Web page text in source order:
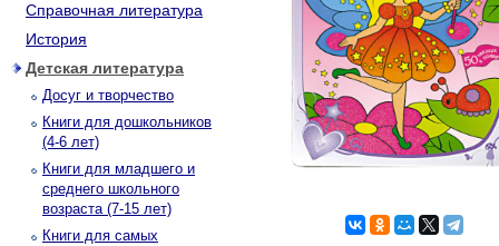
Справочная литература
История
Детская литература
Досуг и творчество
Книги для дошкольников
(4-6 лет)
Книги для младшего и
среднего школьного
возраста (7-15 лет)
Книги для самых